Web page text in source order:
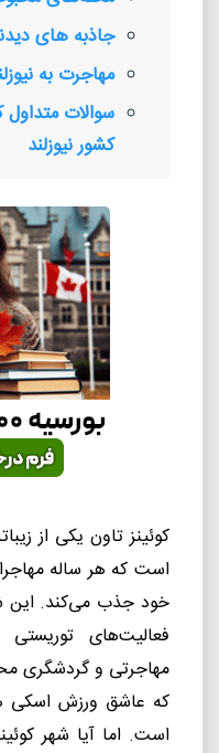
جاذبه های
مهاجرت به
سوالات متداول
کشور نیوزلند
کوئینز ‌تاون یکی از
است که هر ساله
خود جذب می‌کند. این
فعالیت‌های
مهاجرتی و گردشگری
که عاشق ورزش اسکی
است. اما آیا شهر